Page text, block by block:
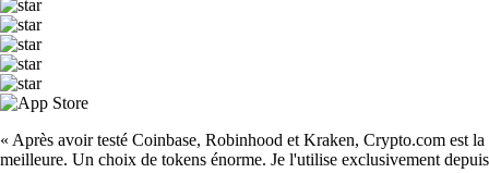
« Après avoir testé Coinbase, Robinhood et Kraken, Crypto.com est la
meilleure. Un choix de tokens énorme. Je l'utilise exclusivement depuis